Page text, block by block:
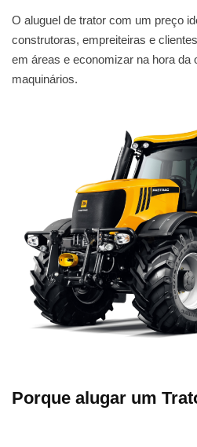
O aluguel de trator com um preço
construtoras, empreiteiras e
em áreas e economizar na hora da
maquinários.
Porque alugar um